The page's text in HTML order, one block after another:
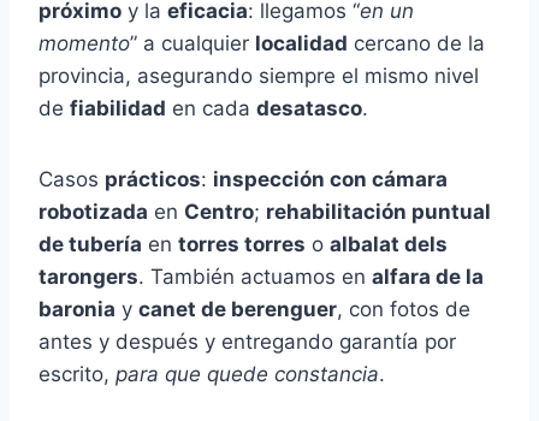
próximo y la eficacia: llegamos “en un
momento” a cualquier localidad cercano de la
provincia, asegurando siempre el mismo nivel
de fiabilidad en cada desatasco.
Casos prácticos: inspección con cámara
robotizada en Centro; rehabilitación puntual
de tubería en torres torres o albalat dels
tarongers. También actuamos en alfara de la
baronia y canet de berenguer, con fotos de
antes y después y entregando garantía por
escrito, para que quede constancia.